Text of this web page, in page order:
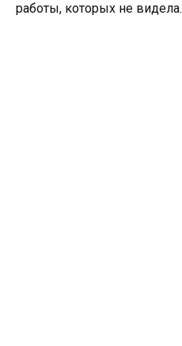
работы, которых не видела.